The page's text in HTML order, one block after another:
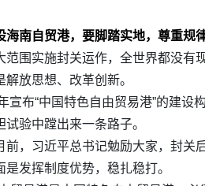
南自贸港，要脚踏实地，尊重规律
范围实施封关运作，全世界都没有
解放思想、改革创新。
宣布“中国特色自由贸易港”的建
试验中蹚出来一条路子。
前，习近平总书记勉励大家，封关
是发挥制度优势，稳扎稳打。